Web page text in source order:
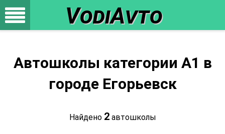
VodiAvto
Автошколы категории A1 в
городе Егорьевск
Найдено 2автошколы